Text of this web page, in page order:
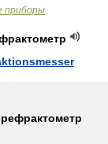
приборы